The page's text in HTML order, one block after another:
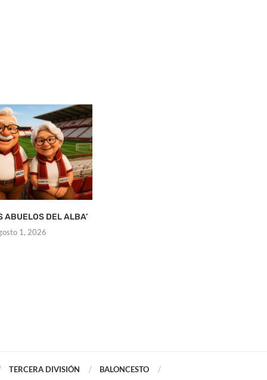
ABUELOS DEL ALBA’
1, 2026
TERCERA DIVISIÓN
BALONCESTO